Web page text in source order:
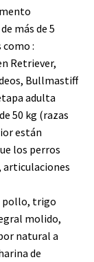
más de 5
como :
Retriever,
Bullmastiff
adulta
50 kg (razas
están
los perros
articulaciones
pollo, trigo
molido,
natural a
de